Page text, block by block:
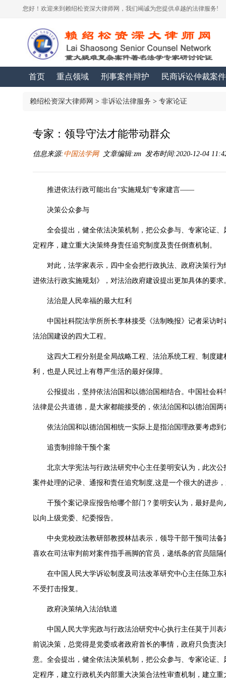
您好！欢迎来到赖绍松资深大律师网，我们竭诚为您提供卓越的法律服务!
首页 重点领域 刑事案件辩护 民商诉讼仲裁案件
赖绍松资深大律师网 > 非诉讼法律服务 > 专家论证
专家：领导守法才能带动群众
信息来源:中国法学网文章编辑:zm 发布时间:2020-12-04
推进依法行政可能出台“实施规划”专家建言——
决策公众参与
全会提出，健全依法决策机制，把公众参与、专家论证
定程序，建立重大决策终身责任追究制度及责任倒查机制。
对此，法学家表示，四中全会把行政执法、政府决策行
进依法行政实施规划》，对法治政府建设提出更加具体的要求
法治是人民幸福的最大红利
中国社科院法学所所长李林接受《法制晚报》记者采访
法治国建设的四大工程。
这四大工程分别是全局战略工程、法治系统工程、制度
利，也是人民过上有尊严生活的最好保障。
公报提出，坚持依法治国和以德治国相结合。中国社会
法律是公共道德，是大家都能接受的，依法治国和以德治国两
依法治国和以德治国相统一实际上是指治国理政要考虑
追责制排除干预个案
北京大学宪法与行政法研究中心主任姜明安认为，此次
案件处理的记录、通报和责任追究制度,这是一个很大的进步
干预个案记录应报告给哪个部门？姜明安认为，最好是
以向上级党委、纪委报告。
中央党校政法教研部教授林喆表示，领导干部干预司法
喜欢在司法审判前对案件指手画脚的官员，递纸条的官员阻隔
在中国人民大学诉讼制度及司法改革研究中心主任陈卫
不受打击报复。
政府决策纳入法治轨道
中国人民大学宪政与行政法治研究中心执行主任莫于川
前说决策，总觉得是党委或者政府首长的事情，政府只负责
意。全会提出，健全依法决策机制，把公众参与、专家论证
定程序，建立行政机关内部重大决策合法性审查机制，建立